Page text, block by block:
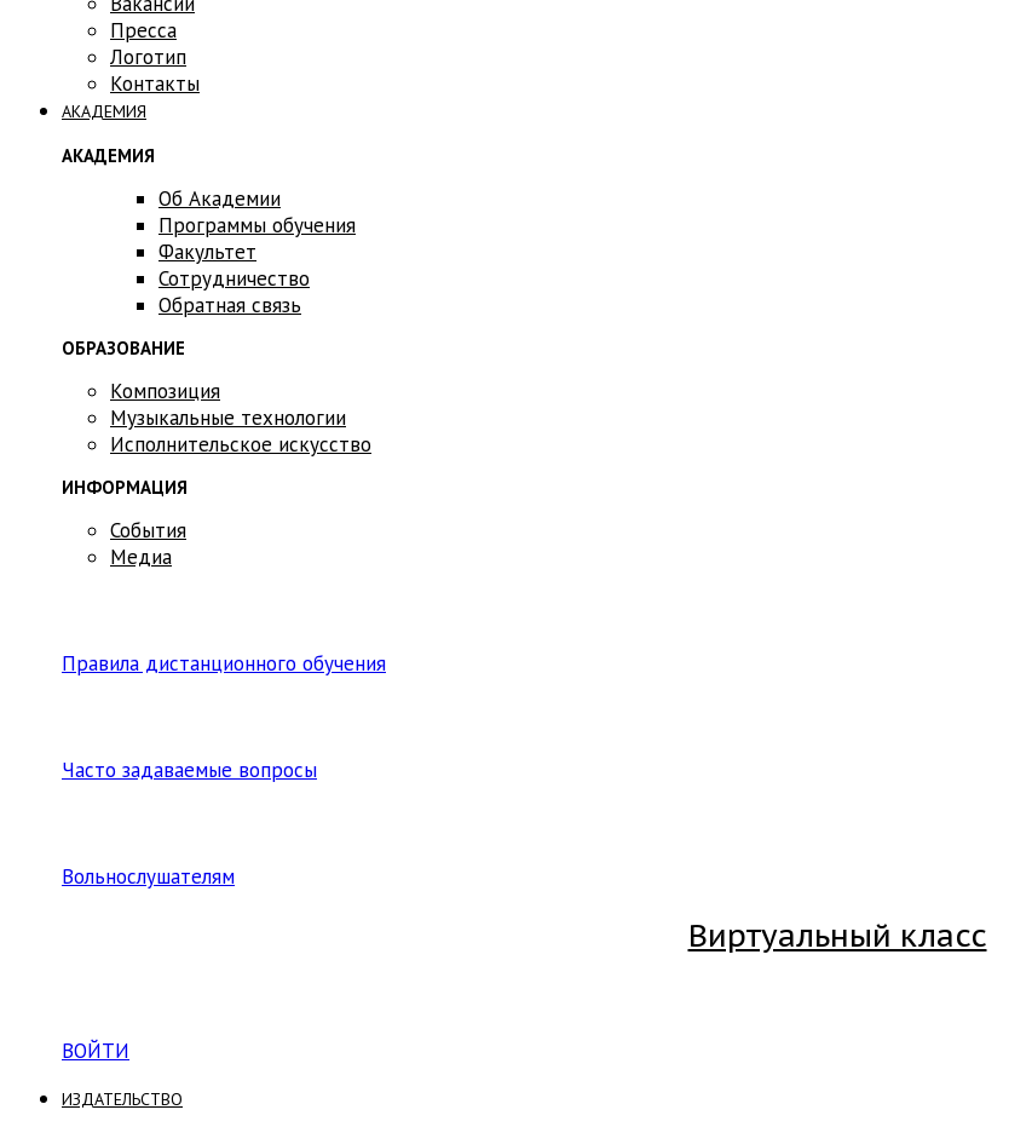
Пресса
Логотип
Контакты
АКАДЕМИЯ
АКАДЕМИЯ
Об Академии
Программы обучения
Факультет
Сотрудничество
Обратная связь
ОБРАЗОВАНИЕ
Композиция
Музыкальные технологии
Исполнительское искусство
ИНФОРМАЦИЯ
События
Медиа
Правила дистанционного обучения
Часто задаваемые вопросы
Вольнослушателям
Виртуальный класс
ВОЙТИ
ИЗДАТЕЛЬСТВО